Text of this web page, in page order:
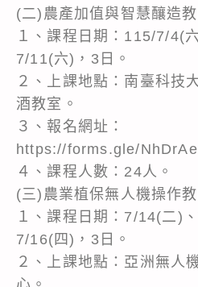
(二)農產加值與智慧釀造
１、課程日期：115/7/4(
7/11(六)，3日。
２、上課地點：南臺科技
酒教室。
３、報名網址：
https://forms.gle/
４、課程人數：24人。
(三)農業植保無人機操作
１、課程日期：7/14(二)
7/16(四)，3日。
２、上課地點：亞洲無人